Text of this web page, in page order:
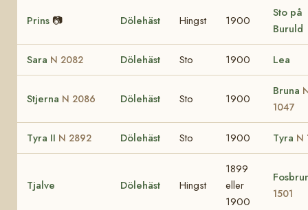
Prins 📷 Dölehäst Hingst 1900
Sto på
Buruld
Sara N 2082 Dölehäst Sto 1900 Lea
Stjerna N 2086 Dölehäst Sto 1900
Bruna
1047
Tyra II N 2892 Dölehäst Sto 1900 Tyra N
Tjalve Dölehäst Hingst
1899
eller
1900
1501